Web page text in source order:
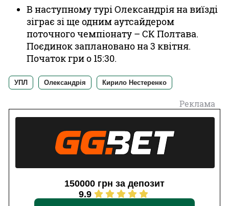
В наступному турі Олександрія на виїзді
зіграє зі ще одним аутсайдером
поточного чемпіонату – СК Полтава.
Поєдинок заплановано на 3 квітня.
Початок гри о 15:30.
УПЛ Олександрія Кирило Нестеренко
Реклама
150000 грн за депозит
9.9